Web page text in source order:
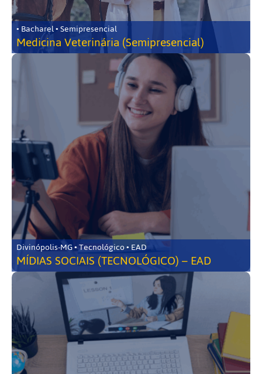
• Bacharel • Semipresencial
Medicina Veterinária (Semipresencial)
Divinópolis-MG • Tecnológico • EAD
MÍDIAS SOCIAIS (TECNOLÓGICO) – EAD